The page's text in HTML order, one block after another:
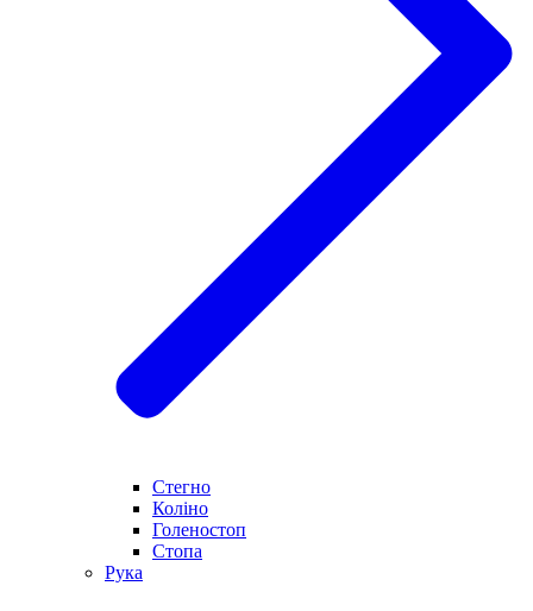
Стегно
Коліно
Голеностоп
Стопа
Рука